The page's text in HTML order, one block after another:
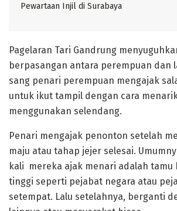
Pewartaan Injil di Surabaya
Pagelaran Tari Gandrung
berpasangan antara perempuan dan
sang penari perempuan mengajak
untuk ikut tampil dengan cara
menggunakan selendang.
Penari mengajak penonton setelah
maju atau tahap jejer selesai.
kali mereka ajak menari adalah tamu
tinggi seperti pejabat negara atau
setempat. Lalu setelahnya, berganti